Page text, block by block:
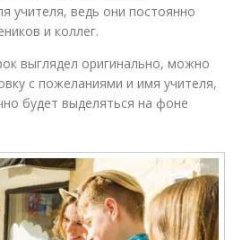
учителя, ведь они постоянно
и коллег.
выглядел оригинально, можно
с пожеланиями и имя учителя,
будет выделяться на фоне